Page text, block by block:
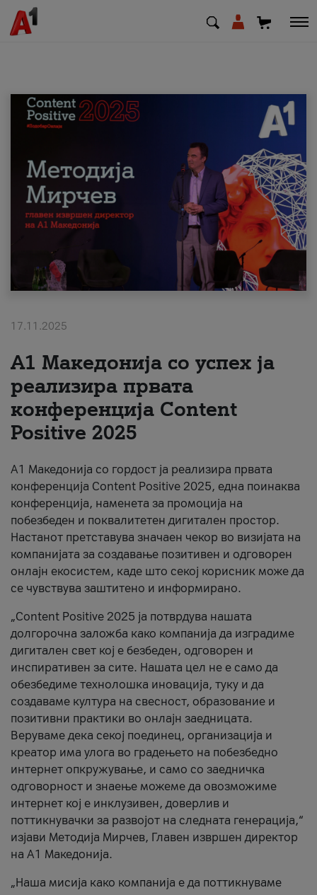
МК EN
Приватни Деловни
Поддршка
Надополни кредит
#ПодобарОнлајн
17.11.2025
А1 Македонија со успех ја
реализира првата
конференција Content
Positive 2025
А1 Македонија со гордост ја реализира првата
конференција Content Positive 2025, една поинаква
конференција, наменета за промоција на
побезбеден и поквалитетен дигитален простор.
Настанот претставува значаен чекор во визијата на
компанијата за создавање позитивен и одговорен
онлајн екосистем, каде што секој корисник може да
се чувствува заштитено и информирано.
„Content Positive 2025 ја потврдува нашата
долгорочна заложба како компанија да изградиме
дигитален свет кој е безбеден, одговорен и
инспиративен за сите. Нашата цел не е само да
обезбедиме технолошка иновација, туку и да
создаваме култура на свесност, образование и
позитивни практики во онлајн заедницата.
Веруваме дека секој поединец, организација и
креатор има улога во градењето на побезбедно
интернет опкружување, и само со заедничка
одговорност и знаење можеме да овозможиме
интернет кој е инклузивен, доверлив и
поттикнувачки за развојот на следната генерација,“
изјави Методија Мирчев, Главен извршен директор
на А1 Македонија.
„Наша мисија како компанија е да поттикнуваме